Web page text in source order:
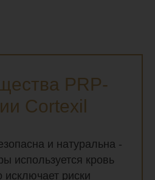
PRP-
Cortexil
и натуральна -
используется кровь
исключает риски